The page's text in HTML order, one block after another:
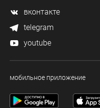
вконтакте
telegram
youtube
мобильное приложение